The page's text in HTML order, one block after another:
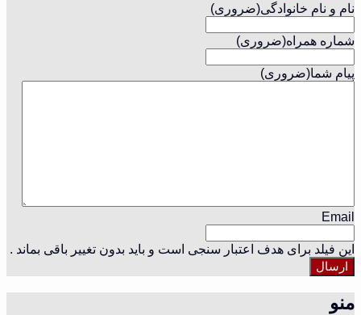
نام و نام خانوادگی (ضروری)
شماره همراه (ضروری)
پیام شما(ضروری)
Email
این فیلد برای هدف اعتبار سنجی است و باید بدون تغییر باقی بماند .
منو